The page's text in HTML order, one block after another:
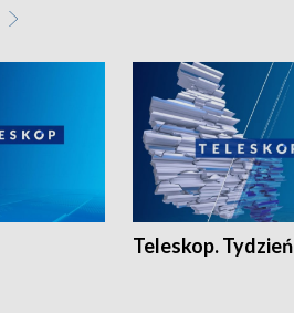
Teleskop. Tydzień